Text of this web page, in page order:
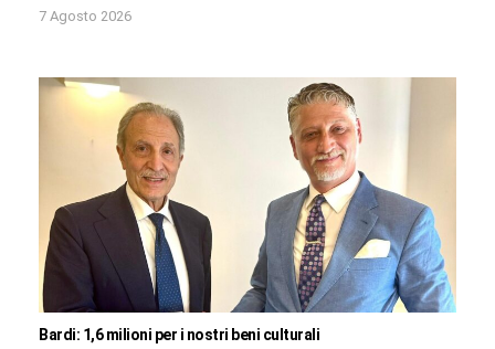
7 Agosto 2026
Bardi: 1,6 milioni per i nostri beni culturali